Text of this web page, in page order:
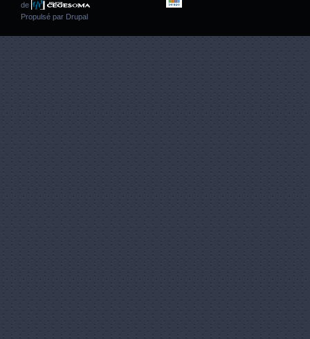
de
Propulsé par Drupal